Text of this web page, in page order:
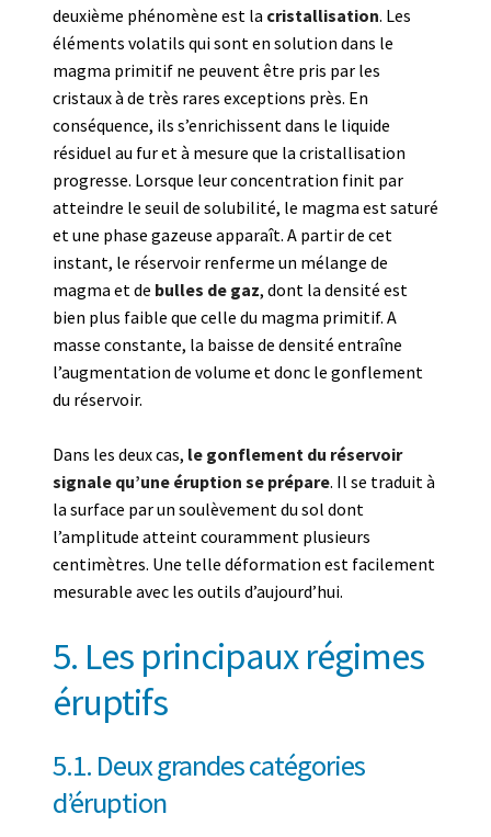
deuxième phénomène est la cristallisation. Les
éléments volatils qui sont en solution dans le
magma primitif ne peuvent être pris par les
cristaux à de très rares exceptions près. En
conséquence, ils s’enrichissent dans le liquide
résiduel au fur et à mesure que la cristallisation
progresse. Lorsque leur concentration finit par
atteindre le seuil de solubilité, le magma est saturé
et une phase gazeuse apparaît. A partir de cet
instant, le réservoir renferme un mélange de
magma et de bulles de gaz, dont la densité est
bien plus faible que celle du magma primitif. A
masse constante, la baisse de densité entraîne
l’augmentation de volume et donc le gonflement
du réservoir.
Dans les deux cas, le gonflement du réservoir
signale qu’une éruption se prépare. Il se traduit à
la surface par un soulèvement du sol dont
l’amplitude atteint couramment plusieurs
centimètres. Une telle déformation est facilement
mesurable avec les outils d’aujourd’hui.
5. Les principaux régimes
éruptifs
5.1. Deux grandes catégories
d’éruption